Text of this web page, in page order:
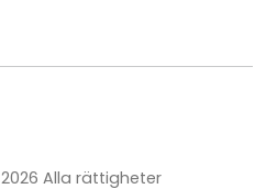
2026 Alla rättigheter